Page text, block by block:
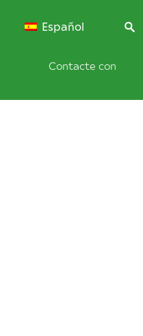
Español
Contacte con